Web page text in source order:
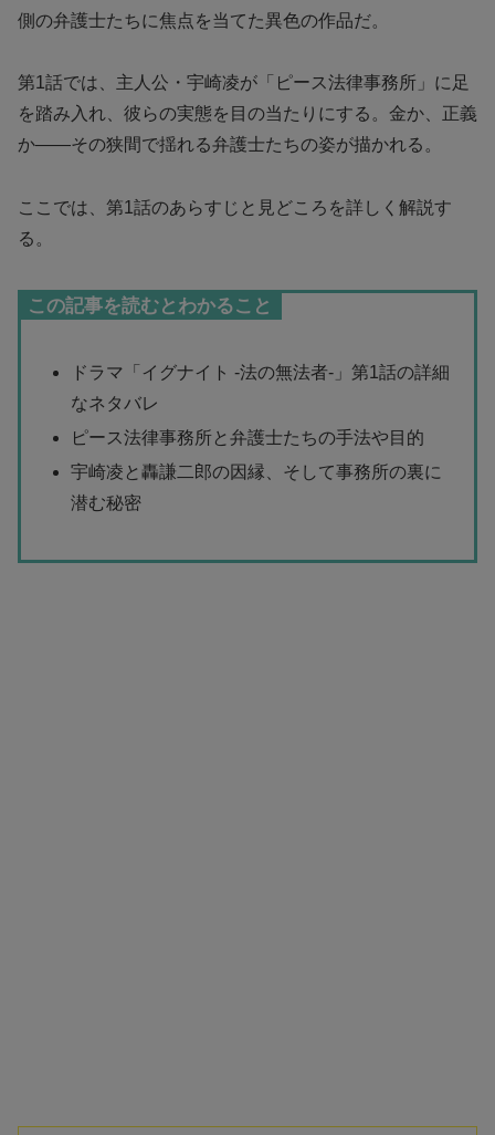
側の弁護士たちに焦点を当てた異色の作品だ。
第1話では、主人公・宇崎凌が「ピース法律事務所」に足
を踏み入れ、彼らの実態を目の当たりにする。金か、正義
か――その狭間で揺れる弁護士たちの姿が描かれる。
ここでは、第1話のあらすじと見どころを詳しく解説す
る。
この記事を読むとわかること
ドラマ「イグナイト -法の無法者-」第1話の詳細
なネタバレ
ピース法律事務所と弁護士たちの手法や目的
宇崎凌と轟謙二郎の因縁、そして事務所の裏に
潜む秘密